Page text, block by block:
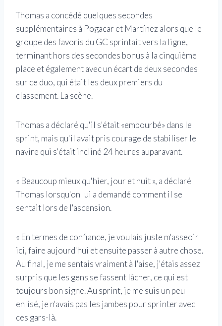
Thomas a concédé quelques secondes
supplémentaires à Pogacar et Martínez alors que le
groupe des favoris du GC sprintait vers la ligne,
terminant hors des secondes bonus à la cinquième
place et également avec un écart de deux secondes
sur ce duo, qui était les deux premiers du
classement. La scène.
Thomas a déclaré qu'il s'était «embourbé» dans le
sprint, mais qu'il avait pris courage de stabiliser le
navire qui s'était incliné 24 heures auparavant.
« Beaucoup mieux qu'hier, jour et nuit », a déclaré
Thomas lorsqu'on lui a demandé comment il se
sentait lors de l'ascension.
« En termes de confiance, je voulais juste m'asseoir
ici, faire aujourd'hui et ensuite passer à autre chose.
Au final, je me sentais vraiment à l'aise, j'étais assez
surpris que les gens se fassent lâcher, ce qui est
toujours bon signe. Au sprint, je me suis un peu
enlisé, je n'avais pas les jambes pour sprinter avec
ces gars-là.